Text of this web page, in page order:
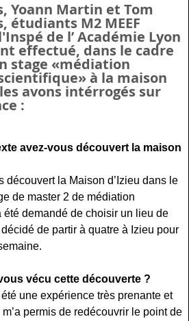
Yoann Martin et Tom
étudiants M2 MEEF
de l’ Académie Lyon
effectué, dans le cadre
stage «médiation
à la maison
avons intérrogés sur
:
avez-vous découvert la maison
découvert la Maison d’Izieu dans le
de master 2 de médiation
été demandé de choisir un lieu de
de partir à quatre à Izieu pour
vécu cette découverte ?
une expérience très prenante et
permis de redécouvrir le point de